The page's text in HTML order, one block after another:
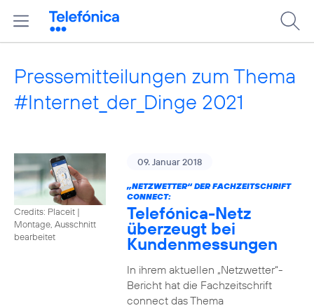
Pressemitteilungen zum Thema
#Internet_der_Dinge 2021
Credits: Placeit |
Montage, Ausschnitt
bearbeitet
09. Januar 2018
„NETZWETTER“ DER FACHZEITSCHRIFT
CONNECT:
Telefónica-Netz
überzeugt bei
Kundenmessungen
In ihrem aktuellen „Netzwetter“-
Bericht hat die Fachzeitschrift
connect das Thema